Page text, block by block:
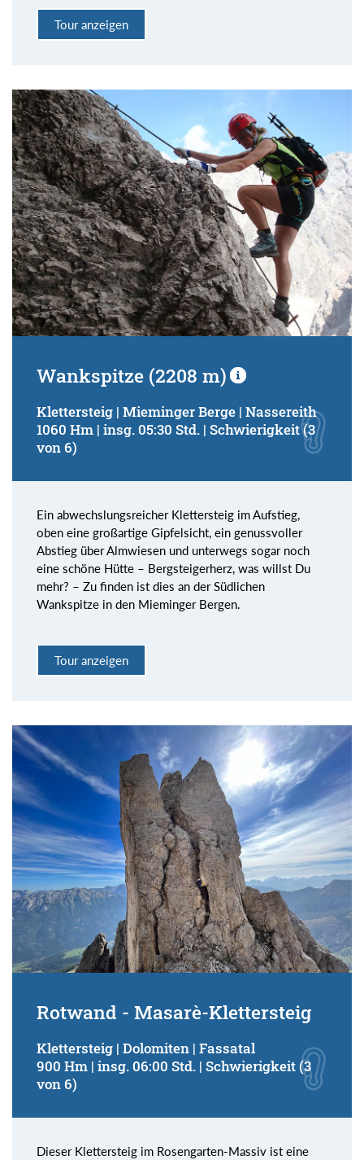
Tour anzeigen
Wankspitze (2208 m)
Klettersteig | Mieminger Berge | Nassereith
1060 Hm | insg. 05:30 Std. | Schwierigkeit (3
von 6)
Ein abwechslungsreicher Klettersteig im Aufstieg,
oben eine großartige Gipfelsicht, ein genussvoller
Abstieg über Almwiesen und unterwegs sogar noch
eine schöne Hütte – Bergsteigerherz, was willst Du
mehr? – Zu finden ist dies an der Südlichen
Wankspitze in den Mieminger Bergen.
Tour anzeigen
Rotwand - Masarè-Klettersteig
Klettersteig | Dolomiten | Fassatal
900 Hm | insg. 06:00 Std. | Schwierigkeit (3
von 6)
Dieser Klettersteig im Rosengarten-Massiv ist eine